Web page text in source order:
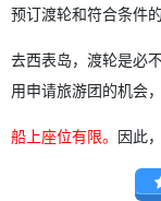
预订渡轮和符合条件
去西表岛，渡轮是必
用申请旅游团的机会
船上座位有限。 因此